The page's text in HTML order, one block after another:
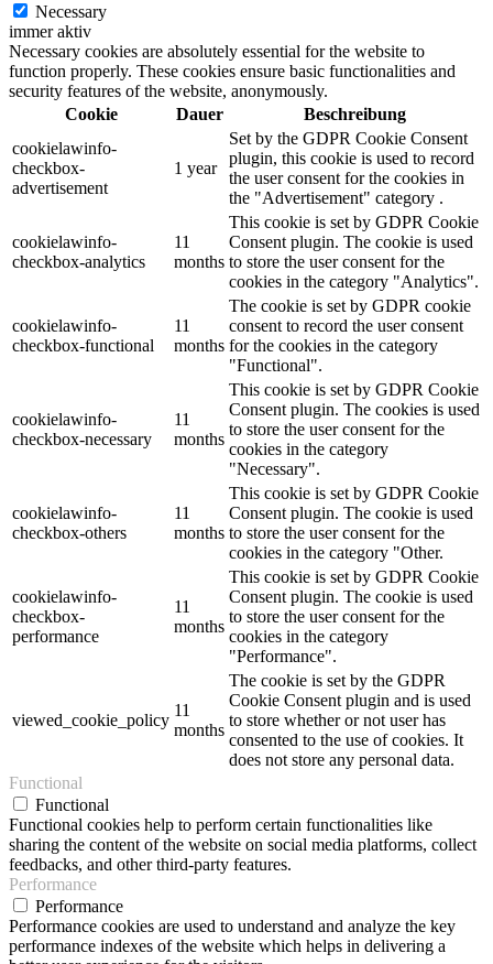
Necessary
immer aktiv
Necessary cookies are absolutely essential for the website to
function properly. These cookies ensure basic functionalities and
security features of the website, anonymously.
Cookie
Dauer
Beschreibung
cookielawinfo-
checkbox-
advertisement
1 year
Set by the GDPR Cookie Consent
plugin, this cookie is used to record
the user consent for the cookies in
the "Advertisement" category .
cookielawinfo-
checkbox-analytics
11
months
This cookie is set by GDPR Cookie
Consent plugin. The cookie is used
to store the user consent for the
cookies in the category "Analytics".
cookielawinfo-
checkbox-functional
11
months
The cookie is set by GDPR cookie
consent to record the user consent
for the cookies in the category
"Functional".
cookielawinfo-
checkbox-necessary
11
months
This cookie is set by GDPR Cookie
Consent plugin. The cookies is used
to store the user consent for the
cookies in the category
"Necessary".
cookielawinfo-
checkbox-others
11
months
This cookie is set by GDPR Cookie
Consent plugin. The cookie is used
to store the user consent for the
cookies in the category "Other.
cookielawinfo-
checkbox-
performance
11
months
This cookie is set by GDPR Cookie
Consent plugin. The cookie is used
to store the user consent for the
cookies in the category
"Performance".
viewed_cookie_policy
11
months
The cookie is set by the GDPR
Cookie Consent plugin and is used
to store whether or not user has
consented to the use of cookies. It
does not store any personal data.
Functional
Functional
Functional cookies help to perform certain functionalities like
sharing the content of the website on social media platforms, collect
feedbacks, and other third-party features.
Performance
Performance
Performance cookies are used to understand and analyze the key
performance indexes of the website which helps in delivering a